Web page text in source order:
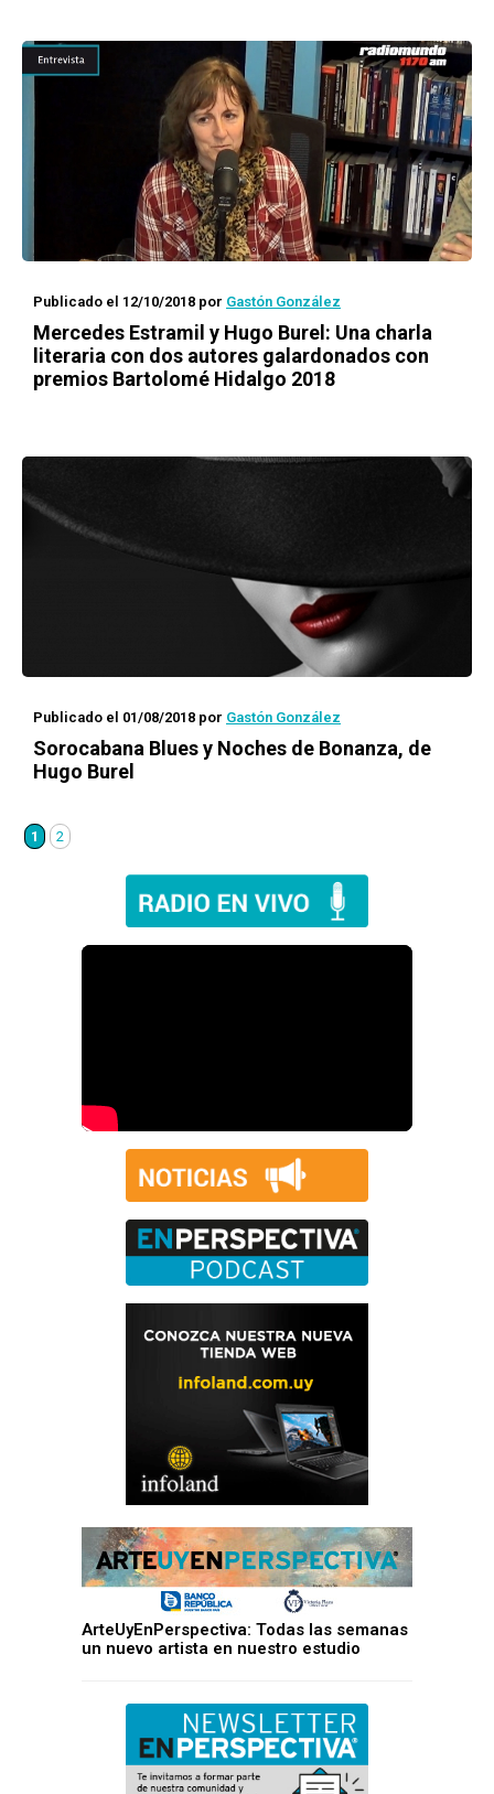
Publicado el 12/10/2018 por Gastón González
Mercedes Estramil y Hugo Burel: Una charla
literaria con dos autores galardonados con
premios Bartolomé Hidalgo 2018
Publicado el 01/08/2018 por Gastón González
Sorocabana Bluesy Noches de Bonanza, de
Hugo Burel
1 2
ArteUyEnPerspectiva: Todas las semanas
un nuevo artista en nuestro estudio